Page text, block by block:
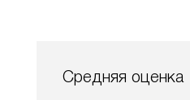
Средняя оценка